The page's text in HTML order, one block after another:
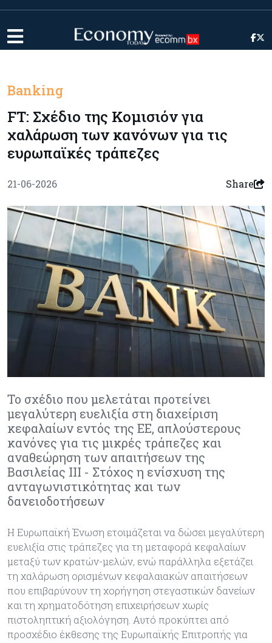
Banking
FT: Σχέδιο της Κομισιόν για
χαλάρωση των κανόνων για τις
ευρωπαϊκές τράπεζες
21-06-2026 Share
Το σχέδιο που μελετάται προτείνει
μεγαλύτερη ευελιξία στη διαχείριση
κεφαλαίων εντός της ΕΕ, απλούστερους
κανόνες για τις μικρές τράπεζες και
αναθεώρηση των απαιτήσεων της
Βασιλείας ΙΙΙ - Στόχος η ενίσχυση της
ανταγωνιστικότητας και των
δανειοδοτήσεων
Η Ευρωπαϊκή Ένωση ετοιμάζεται να δώσει μεγαλύτερη
ευελιξία στις τράπεζες για τη μεταφορά κεφαλαίων
μεταξύ των κρατών-μελών, ενώ παράλληλα εξετάζει
τη χαλάρωση ορισμένων κεφαλαιακών απαιτήσεων
που επιβαρύνουν τη χορήγηση στεγαστικών δανείων
και τη χρηματοδότηση επιχειρήσεων χωρίς
πιστοληπτική αξιολόγηση. Αυτό προκύπτει από
προσχέδιο έκθεσης της Ευρωπαϊκής Επιτροπής για